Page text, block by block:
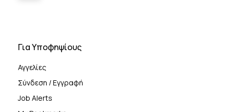
Για Υποφηψίους
Αγγελίες
Σύνδεση / Εγγραφή
Job Alerts